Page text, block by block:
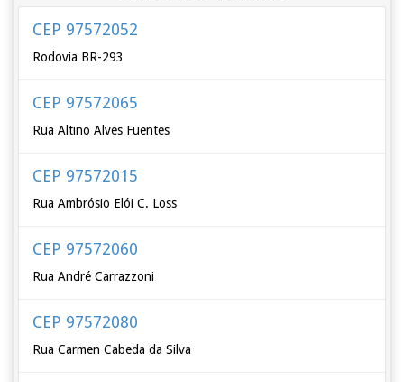
CEP 97572052
Rodovia BR-293
CEP 97572065
Rua Altino Alves Fuentes
CEP 97572015
Rua Ambrósio Elói C. Loss
CEP 97572060
Rua André Carrazzoni
CEP 97572080
Rua Carmen Cabeda da Silva